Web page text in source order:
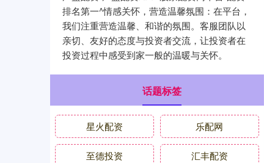
排名第一^情感关怀，营造温馨氛围：在平台，
我们注重营造温馨、和谐的氛围。客服团队以
亲切、友好的态度与投资者交流，让投资者在
投资过程中感受到家一般的温暖与关怀。
话题标签
星火配资 乐配网
至德投资 汇丰配资